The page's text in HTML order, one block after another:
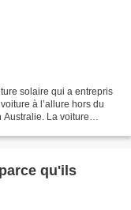
solaire qui a entrepris
à l’allure hors du
La voiture
qu'ils